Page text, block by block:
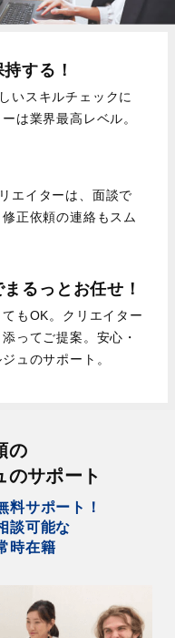
する！
いスキルチェックに
は業界最高レベル。
エイターは、面談で
正依頼の連絡もスム
るっと お任せ！
もOK。 クリエイター
ってご提案。 安心・
ュのサポート。
の
のサポート
料サポート！
談可能な
時在籍